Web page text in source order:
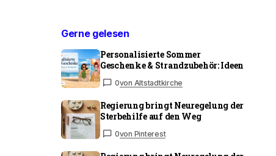
Gerne gelesen
Personalisierte Sommer
Geschenke & Strandzubehör: Ideen
0von Altstadtkirche
Regierung bringt Neuregelung der
Sterbehilfe auf den Weg
0von Pinterest